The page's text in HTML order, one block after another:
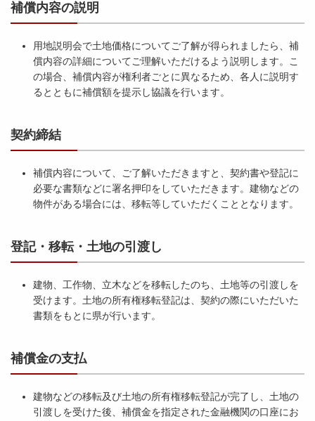
補償内容の説明
用地説明会で土地価格についてご了解が得られましたら、補
償内容の詳細についてご理解いただけるよう説明します。こ
の場合、補償内容が権利者ごとに異なるため、各人に説明す
るとともに補償額を提示し協議を行います。
契約締結
補償内容について、ご了解いただきますと、契約書や登記に
必要な書類などに署名押印をしていただきます。建物などの
物件がある場合には、移転等していただくこととなります。
登記・移転・土地の引渡し
建物、工作物、立木などを移転したのち、土地等の引渡しを
受けます。土地の所有権移転登記は、契約の際にいただいた
書類をもとに県が行います。
補償金の支払
建物などの移転及び土地の所有権移転登記が完了し、土地の
引渡しを受けた後、補償金を指定された金融機関の口座にお